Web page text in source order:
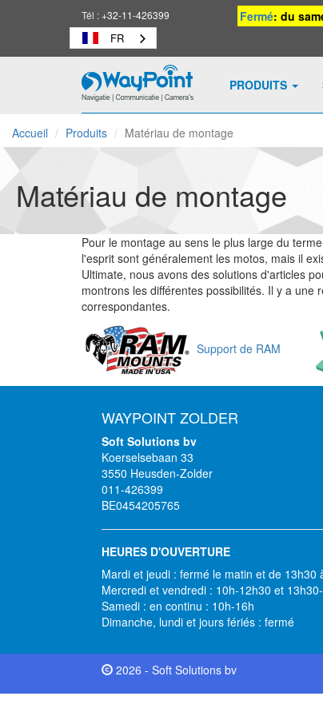
Tél :+32-11-426399 Fermé: du
FR
Waypoint
vers
d'accueil
PRODUITS
Accueil Produits Matériau de montage
Matériau de montage
Pour le montage au sens le plus large du
l'esprit sont généralement les motos, mais il
Ultimate, nous avons des solutions d'articles
montrons les différentes possibilités. Il y a
correspondantes.
Support de RAM
WAYPOINT ZOLDER
Soft Solutions bv
Koerselsebaan 33
3550 Heusden-Zolder
011-426399
BE0454205765
HEURES D'OUVERTURE
Mardi et jeudi : fermé le matin et de 13h30
Mercredi et vendredi : 10h-12h30 et
Samedi : en continu : 10h-16h
Dimanche, lundi et jours fériés : fermé
2026 - Soft Solutions bv